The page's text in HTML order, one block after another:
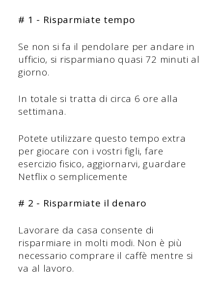
# 1 - Risparmiate tempo
Se non si fa il pendolare per andare in
ufficio, si risparmiano quasi 72 minuti al
giorno.
In totale si tratta di circa 6 ore alla
settimana.
Potete utilizzare questo tempo extra
per giocare con i vostri figli, fare
esercizio fisico, aggiornarvi, guardare
Netflix o semplicemente
# 2 - Risparmiate il denaro
Lavorare da casa consente di
risparmiare in molti modi. Non è più
necessario comprare il caffè mentre si
va al lavoro.